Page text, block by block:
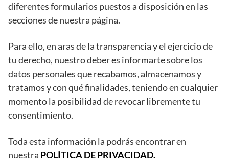
diferentes formularios puestos a disposición en las
secciones de nuestra página.
Para ello, en aras de la transparencia y el ejercicio de
tu derecho, nuestro deber es informarte sobre los
datos personales que recabamos, almacenamos y
tratamos y con qué finalidades, teniendo en cualquier
momento la posibilidad de revocar libremente tu
consentimiento.
Toda esta información la podrás encontrar en
nuestra POLÍTICA DE PRIVACIDAD.